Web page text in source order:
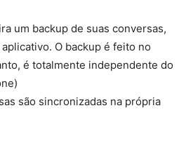
um backup de suas conversas,
O backup é feito no
é totalmente independente do
são sincronizadas na própria